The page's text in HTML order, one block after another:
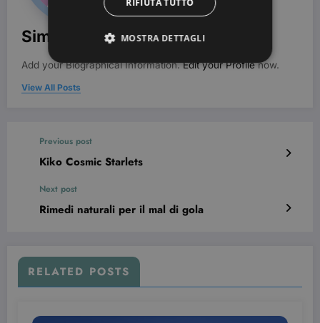
Simona Bondi
Add your Biographical Information.Edit your Profilenow.
View All Posts
Previous post
Kiko Cosmic Starlets
Next post
Rimedi naturali per il mal di gola
RELATED POSTS
MOSTRA DETTAGLI
l'accesso dell'utente e la gestione dell'account. Il
senza i cookie strettamente necessari.
Nome
CookieScriptConsent
CookieScript
beauty.dimmicosacerchi.it
3 mesi